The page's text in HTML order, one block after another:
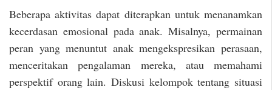
Beberapa aktivitas dapat diterapkan untuk menanamkan
kecerdasan emosional pada anak. Misalnya, permainan
peran yang menuntut anak mengekspresikan perasaan,
menceritakan pengalaman mereka, atau memahami
perspektif orang lain. Diskusi kelompok tentang situasi